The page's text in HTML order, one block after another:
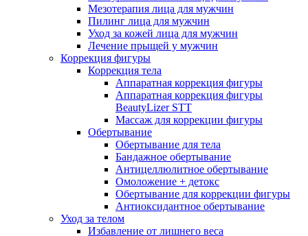
Мезотерапия лица для мужчин
Пилинг лица для мужчин
Уход за кожей лица для мужчин
Лечение прыщей у мужчин
Коррекция фигуры
Коррекция тела
Аппаратная коррекция фигуры
Аппаратная коррекция фигуры
BeautyLizer STT
Массаж для коррекции фигуры
Обертывание
Обертывание для тела
Бандажное обертывание
Антицеллюлитное обертывание
Омоложение + детокс
Обертывание для коррекции фигуры
Антиоксидантное обертывание
Уход за телом
Избавление от лишнего веса